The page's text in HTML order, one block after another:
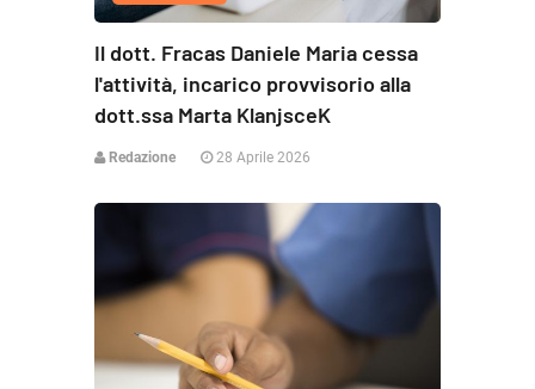
Il dott. Fracas Daniele Maria cessa
l'attività, incarico provvisorio alla
dott.ssa Marta KlanjsceK
Redazione 28 Aprile 2026